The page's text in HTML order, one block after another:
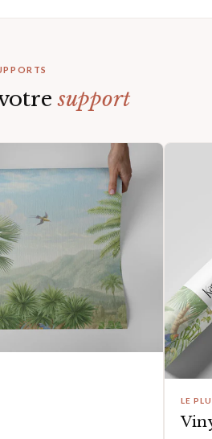
support
LE